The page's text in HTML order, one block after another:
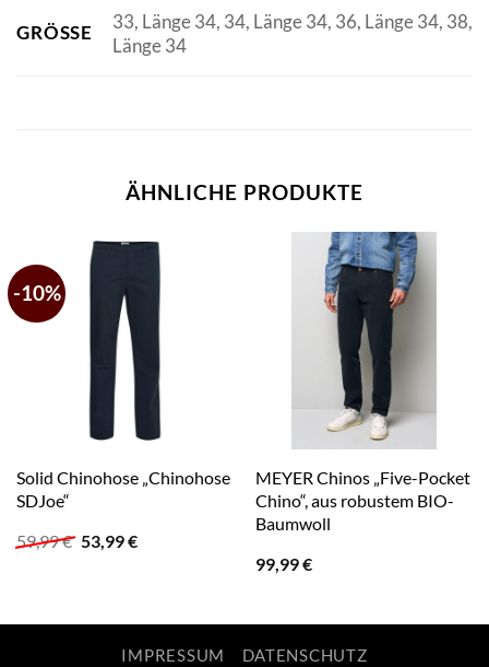
GRÖSSE
33, Länge 34, 34, Länge 34, 36, Länge 34, 38,
Länge 34
ÄHNLICHE PRODUKTE
-10%
Solid Chinohose „Chinohose
SDJoe“
59,99€ Ursprünglicher
53,99€Aktueller
MEYER Chinos „Five-Pocket
Chino“, aus robustem BIO-
Baumwoll
99,99€
IMPRESSUM DATENSCHUTZ